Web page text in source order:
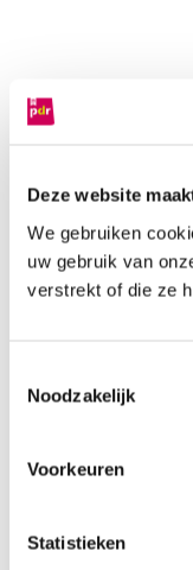
Deze website
We gebruiken
uw gebruik van
verstrekt of die ze
Noodzakelijk
Voorkeuren
Statistieken